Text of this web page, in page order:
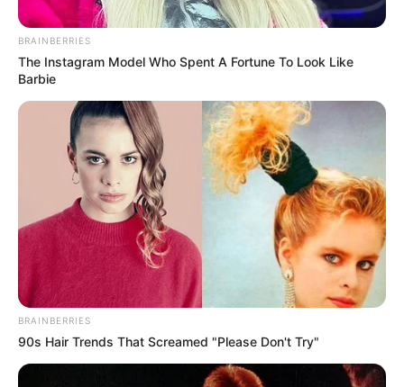
Guess Their Job — Most People Get It Wrong
BRAINBERRIES
BRAINBERRIES
The Instagram Model Who Spent A Fortune To Look Like
Barbie
BRAINBERRIES
90s Hair Trends That Screamed "Please Don't Try"